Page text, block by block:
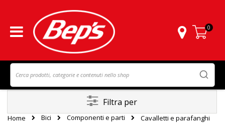
Carrello
0
Home Bici Componenti e parti Cavalletti e parafanghi
Filtra per